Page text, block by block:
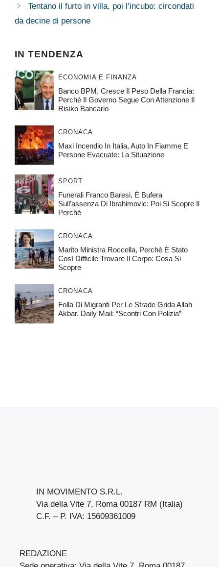
Tentano il furto in villa, poi l’incubo: circondati
da decine di persone
IN TENDENZA
ECONOMIA E FINANZA
Banco BPM, Cresce Il Peso Della Francia:
Perché Il Governo Segue Con Attenzione Il
Risiko Bancario
CRONACA
Maxi Incendio In Italia, Auto In Fiamme E
Persone Evacuate: La Situazione
SPORT
Funerali Franco Baresi, È Bufera
Sull’assenza Di Ibrahimovic: Poi Si Scopre Il
Perché
CRONACA
Marito Ministra Roccella, Perché È Stato
Così Difficile Trovare Il Corpo: Cosa Si
Scopre
CRONACA
Folla Di Migranti Per Le Strade Grida Allah
Akbar. Daily Mail: “Scontri Con Polizia”
IN MOVIMENTO S.R.L.
Via della Vite 7, Roma 00187 RM (Italia)
C.F. – P. IVA: 15609361009
REDAZIONE